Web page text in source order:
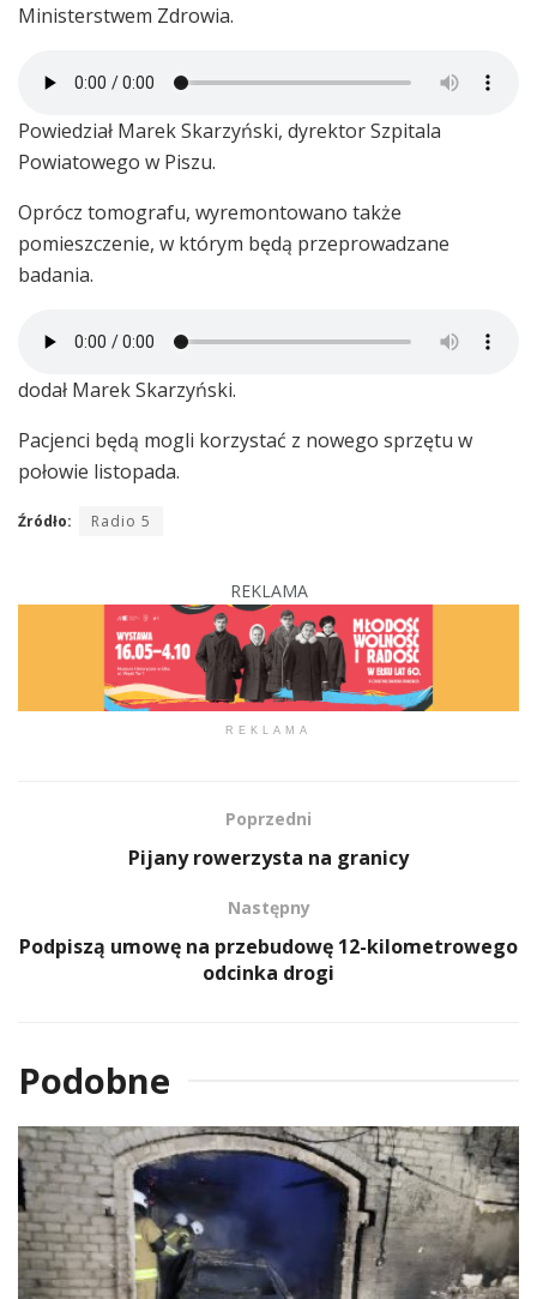
Ministerstwem Zdrowia.
Powiedział Marek Skarzyński, dyrektor Szpitala
Powiatowego w Piszu.
Oprócz tomografu, wyremontowano także
pomieszczenie, w którym będą przeprowadzane
badania.
dodał Marek Skarzyński.
Pacjenci będą mogli korzystać z nowego sprzętu w
połowie listopada.
Źródło: Radio 5
REKLAMA
REKLAMA
Poprzedni
Pijany rowerzysta na granicy
Następny
Podpiszą umowę na przebudowę 12-kilometrowego
odcinka drogi
Podobne